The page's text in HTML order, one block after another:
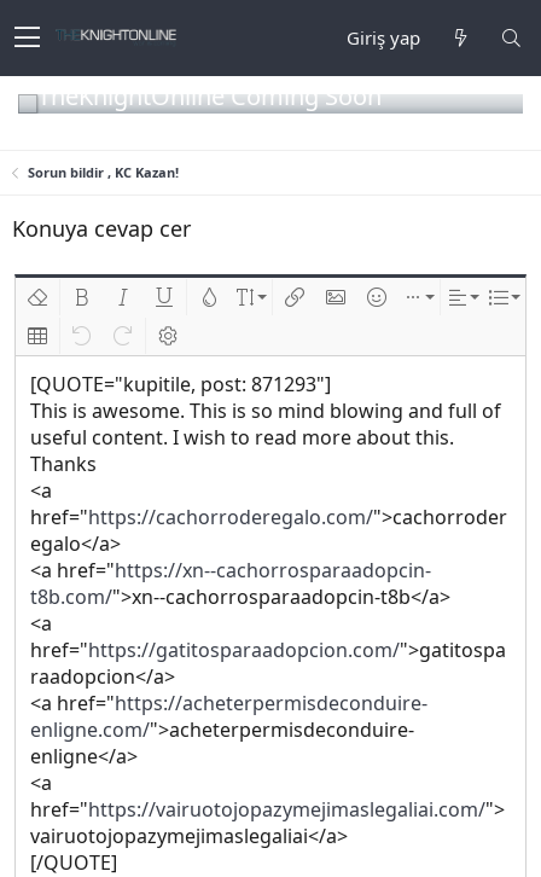
Giriş yap
TheKnightOnline Coming Soon
Sorun bildir , KC Kazan!
Konuya cevap cer
Biçimlendirmeyi kaldır
Kalın Yatık Altını çiz
[QUOTE="kupitile, post: 871293"]
This is awesome. This is so mind blowing and full of
useful content. I wish to read more about this.
Thanks
<a
href="https://cachorroderegalo.com/">cachorroder
egalo</a>
<a href="https://xn--cachorrosparaadopcin-
t8b.com/">xn--cachorrosparaadopcin-t8b</a>
<a
href="https://gatitosparaadopcion.com/">gatitospa
raadopcion</a>
<a href="https://acheterpermisdeconduire-
enligne.com/">acheterpermisdeconduire-
enligne</a>
<a
href="https://vairuotojopazymejimaslegaliai.com/">
vairuotojopazymejimaslegaliai</a>
[/QUOTE]